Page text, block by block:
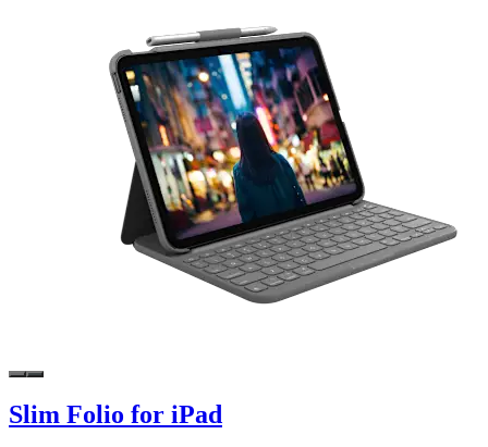
Slim Folio for iPad